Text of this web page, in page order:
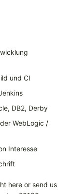
und CI
DB2, Derby
WebLogic /
Interesse
here or send us